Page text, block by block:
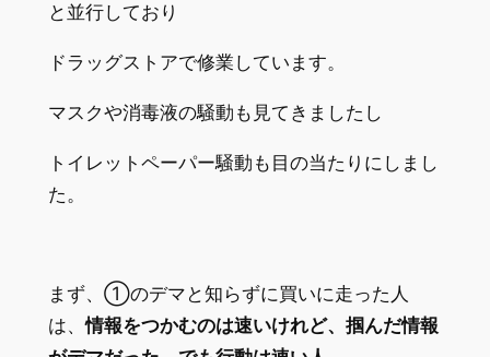
と並行しており
ドラッグストアで修業しています。
マスクや消毒液の騒動も見てきましたし
トイレットペーパー騒動も目の当たりにしまし
た。
まず、①のデマと知らずに買いに走った人
は、情報をつかむのは速いけれど、掴んだ情報